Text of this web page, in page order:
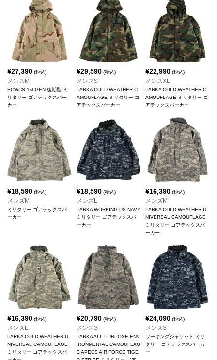
¥27,390 (税込)
メンズM
ECWCS 1st GEN 後期型 ミ
リタリー ゴアテックスパー
カー
¥29,590(税込)
メンズS
PARKA COLD WEATHER C
AMOUFLAGE ミリタリー ゴ
アテックスパーカー
¥22,990 (税込)
メンズXL
PARKA COLD WEATHER C
AMOUFLAGE ミリタリー ゴ
アテックスパーカー
¥18,590 (税込)
メンズM
ミリタリー ゴアテックスパ
ーカー
¥18,590(税込)
メンズL
PARKA WORKING US NAVY
ミリタリー ゴアテックスパ
ーカー
¥16,390 (税込)
メンズM
PARKA COLD WEATHER U
NIVERSAL CAMOUFLAGE
ミリタリー ゴアテックスパ
ーカー
¥16,390 (税込)
メンズL
PARKA COLD WEATHER U
NIVERSAL CAMOUFLAGE
ミリタリー ゴアテックスパ
¥20,790(税込)
メンズS
PARKA ALL-PURPOSE ENV
IRONMENTAL CAMOUFLAG
E APECS AIR FORCE TIGE
¥24,090 (税込)
メンズS
ワーキングジャケット ミリ
タリー ゴアテックスパーカ
ー